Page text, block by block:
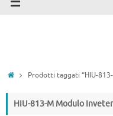
HomeProdotti taggati “HIU-
HIU-813-M Modulo Inveter